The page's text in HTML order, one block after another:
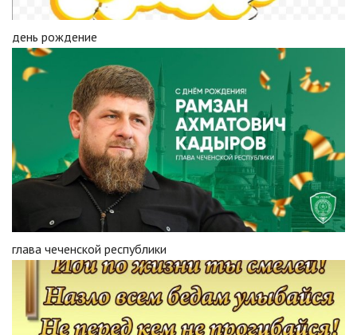
день рождение
глава чеченской республики